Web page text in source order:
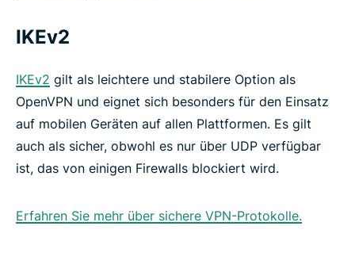
IKEv2
IKEv2 gilt als leichtere und stabilere Option als
OpenVPN und eignet sich besonders für den Einsatz
auf mobilen Geräten auf allen Plattformen. Es gilt
auch als sicher, obwohl es nur über UDP verfügbar
ist, das von einigen Firewalls blockiert wird.
Erfahren Sie mehr über sichere VPN-Protokolle.